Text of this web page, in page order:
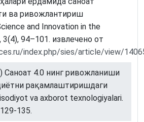
ва ривожлантириш
and Innovation in the
3(4), 94–101. извлечено от
index.php/sies/article/view/
Саноат 4.0 нинг ривожланиши
рақамлаштиришдаги
va axborot texnologiyalari.
135.